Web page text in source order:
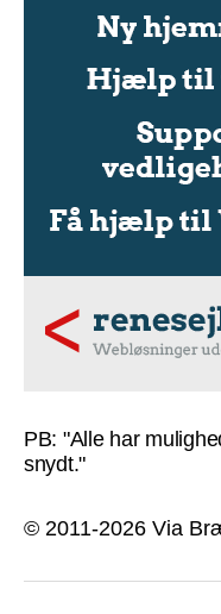
PB: "Alle har
snydt."
© 2011-2026 Via